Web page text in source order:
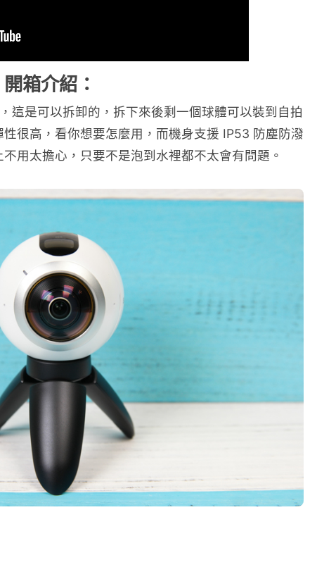
箱介紹：
這是可以拆卸的，拆下來後剩一個球體可以裝到自拍
很高，看你想要怎麼用，而機身支援 IP53 防塵防潑
用太擔心，只要不是泡到水裡都不太會有問題。